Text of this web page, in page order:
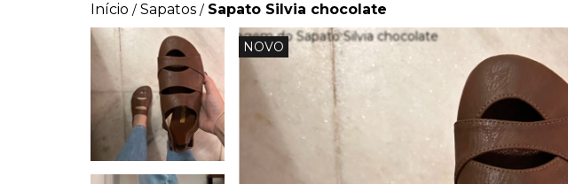
Início / Sapatos / Sapato Silvia chocolate
NOVO